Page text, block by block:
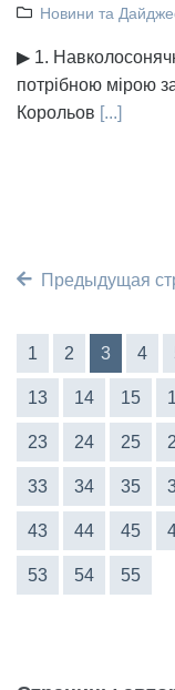
Новини та
▶ 1.
потрібною мірою
Корольов [...]
Предыдущая
1 2 3 4
13 14 15
23 24 25
33 34 35
43 44 45
53 54 55